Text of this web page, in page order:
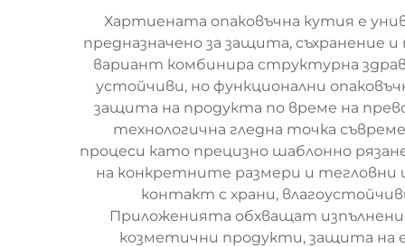
Хартиената опаковъчна кутия е
предназначено за защита, съхранение
вариант комбинира структурна
устойчиви, но функционални
защита на продукта по време на
технологична гледна точка
процеси като прецизно шаблонно
на конкретните размери и тегловни
контакт с храни,
Приложенията обхващат
козметични продукти, защита на